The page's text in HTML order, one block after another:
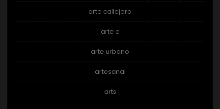
arte callejero
arte e
arte urbano
artesanal
arts